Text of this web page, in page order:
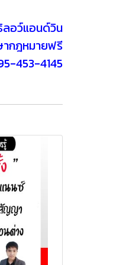
อว์แอนด์วิน
ากฎหมายฟรี
453-4145